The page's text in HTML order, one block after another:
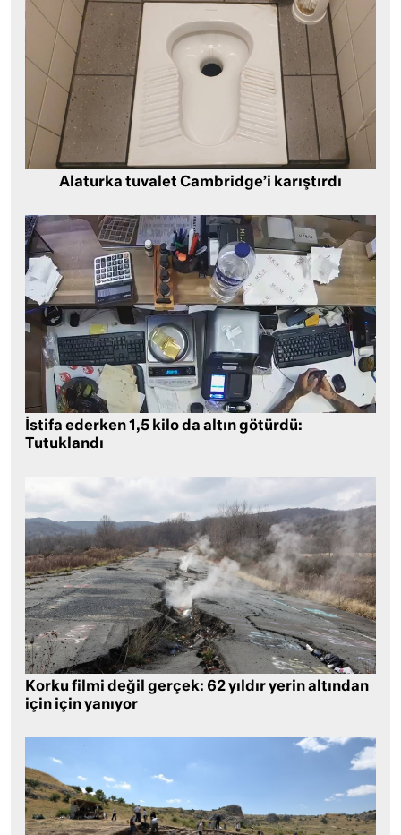
Alaturka tuvalet Cambridge’i karıştırdı
İstifa ederken 1,5 kilo da altın götürdü:
Tutuklandı
Korku filmi değil gerçek: 62 yıldır yerin altından
için için yanıyor